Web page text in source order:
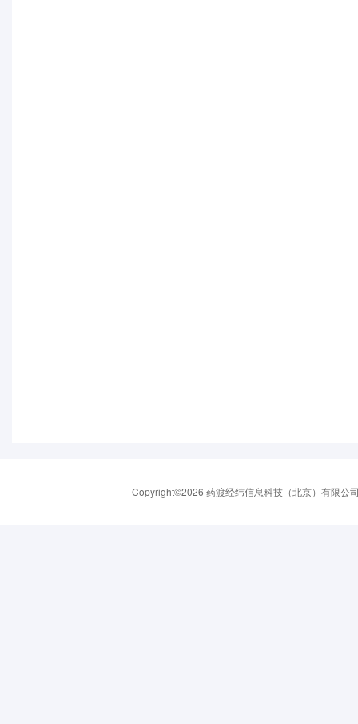
Copyright©2026 药渡经纬信息科技（北京）有限公